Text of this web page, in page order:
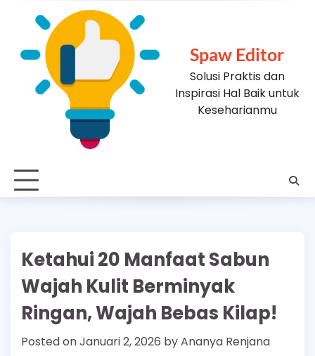
Spaw Editor
Solusi Praktis dan
Inspirasi Hal Baik untuk
Keseharianmu
Ketahui 20 Manfaat Sabun
Wajah Kulit Berminyak
Ringan, Wajah Bebas Kilap!
Posted onJanuari 2, 2026 byAnanya Renjana